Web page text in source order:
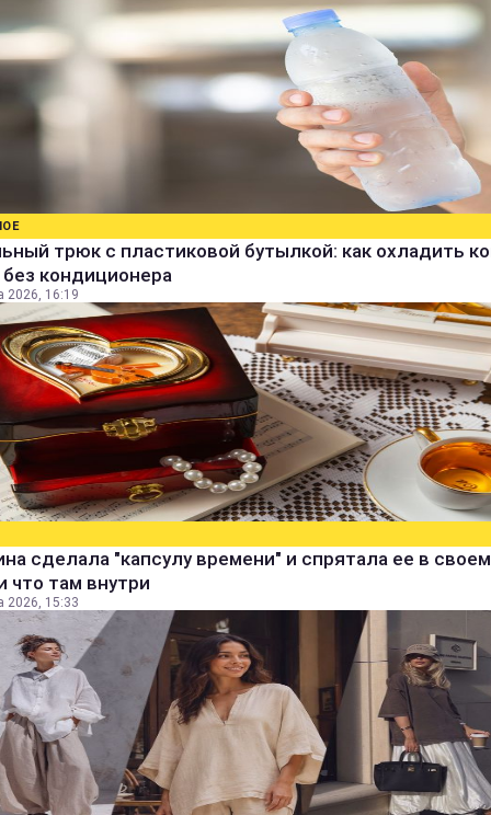
трюк с пластиковой бутылкой: как охладить
кондиционера
2026, 16:19
сделала "капсулу времени" и спрятала ее в
что там внутри
2026, 15:33